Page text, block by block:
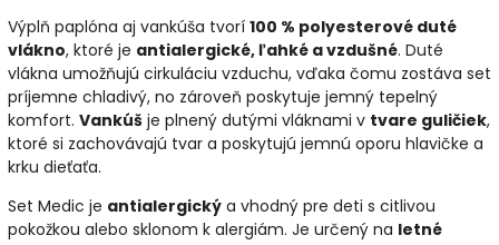
Výplň paplóna aj vankúša tvorí 100 % polyesterové duté
vlákno, ktoré je antialergické, ľahké a vzdušné. Duté
vlákna umožňujú cirkuláciu vzduchu, vďaka čomu zostáva set
príjemne chladivý, no zároveň poskytuje jemný tepelný
komfort. Vankúš je plnený dutými vláknami v tvare guličiek,
ktoré si zachovávajú tvar a poskytujú jemnú oporu hlavičke a
krku dieťaťa.
Set Medic je antialergický a vhodný pre deti s citlivou
pokožkou alebo sklonom k alergiám. Je určený na letné